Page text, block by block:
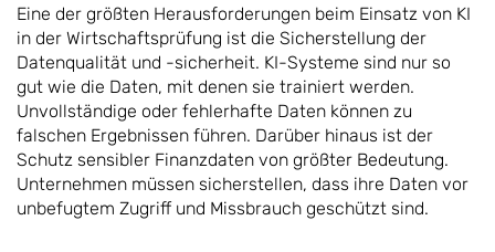
Eine der größten Herausforderungen beim Einsatz von KI
in der Wirtschaftsprüfung ist die Sicherstellung der
Datenqualität und -sicherheit. KI-Systeme sind nur so
gut wie die Daten, mit denen sie trainiert werden.
Unvollständige oder fehlerhafte Daten können zu
falschen Ergebnissen führen. Darüber hinaus ist der
Schutz sensibler Finanzdaten von größter Bedeutung.
Unternehmen müssen sicherstellen, dass ihre Daten vor
unbefugtem Zugriff und Missbrauch geschützt sind.